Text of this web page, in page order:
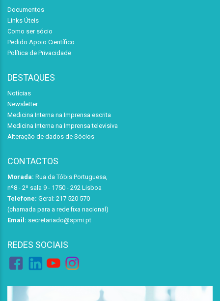
Documentos
Links Úteis
Como ser sócio
Pedido Apoio Científico
Política de Privacidade
DESTAQUES
Notícias
Newsletter
Medicina Interna na Imprensa escrita
Medicina Interna na Imprensa televisiva
Alteração de dados de Sócios
CONTACTOS
Morada: Rua da Tóbis Portuguesa,
nº8 - 2º sala 9 - 1750 - 292 Lisboa
Telefone: Geral: 217 520 570
(chamada para a rede fixa nacional)
Email: secretariado@spmi.pt
REDES SOCIAIS